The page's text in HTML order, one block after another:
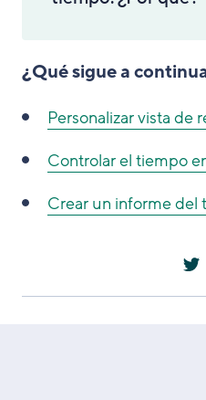
¿Qué sigue a
Personalizar vista de
Controlar el tiempo
Crear un informe